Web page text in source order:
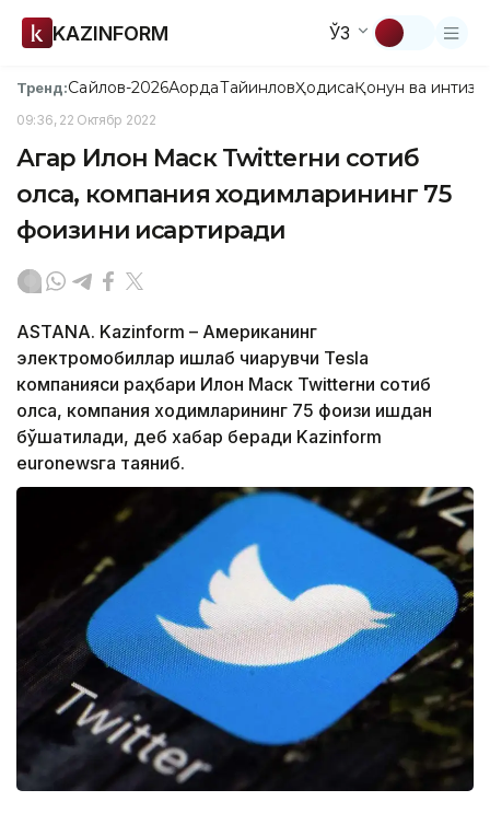
KAZINFORM ЎЗ
Тренд:Сайлов-2026АқордаТайинловҲодисаҚонун ва
09:36, 22 Октябр 2022
Агар Илон Маск Twitterни сотиб
олса, компания ходимларининг 75
фоизини қисқартиради
ASTANA. Kazinform – Американинг
электромобиллар ишлаб чиқарувчи Tesla
компанияси раҳбари Илон Маск Twitterни сотиб
олса, компания ходимларининг 75 фоизи ишдан
бўшатилади, деб хабар беради Kazinform
euronewsга таяниб.